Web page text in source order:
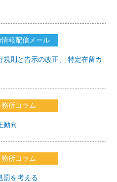
情報配信メール
則と告示の改正、 特定在留カ
所コラム
動向
所コラム
罰を考える